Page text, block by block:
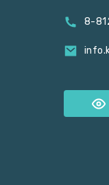
8-